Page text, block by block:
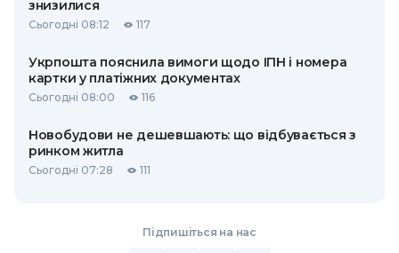
знизилися
Сьогодні 08:12 117
Укрпошта пояснила вимоги щодо ІПН і номера
картки у платіжних документах
Сьогодні 08:00 116
Новобудови не дешевшають: що відбувається з
ринком житла
Сьогодні 07:28 111
Підпишіться на нас